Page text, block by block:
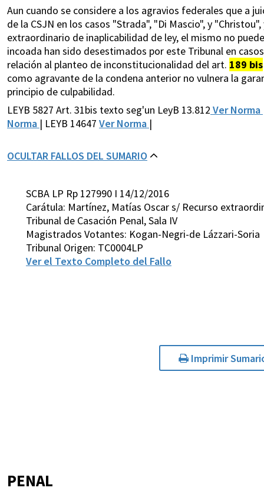
Aun cuando se considere a los agravios federales que a
de la CSJN en los casos "Strada", "Di Mascio", y
extraordinario de inaplicabilidad de ley, el mismo no
incoada han sido desestimados por este Tribunal en
relación al planteo de inconstitucionalidad del art. 189 bis
como agravante de la condena anterior no vulnera la
principio de culpabilidad.
LEYB 5827 Art. 31bis texto seg'un LeyB 13.812 Ver Norma
Norma | LEYB 14647 Ver Norma |
OCULTAR FALLOS DEL SUMARIO
SCBA LP Rp 127990 I 14/12/2016
Carátula: Martínez, Matías Oscar s/ Recurso
Tribunal de Casación Penal, Sala IV
Magistrados Votantes: Kogan-Negri-de Lázzari-Soria
Tribunal Origen: TC0004LP
Ver el Texto Completo del Fallo
Imprimir
PENAL